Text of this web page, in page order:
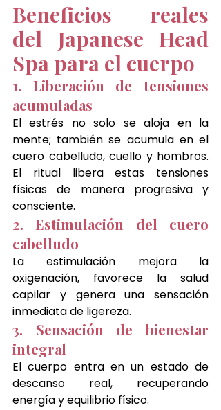
Beneficios reales
del Japanese Head
Spa para el cuerpo
1. Liberación de tensiones
acumuladas
El estrés no solo se aloja en la
mente; también se acumula en el
cuero cabelludo, cuello y hombros.
El ritual libera estas tensiones
físicas de manera progresiva y
consciente.
2. Estimulación del cuero
cabelludo
La estimulación mejora la
oxigenación, favorece la salud
capilar y genera una sensación
inmediata de ligereza.
3. Sensación de bienestar
integral
El cuerpo entra en un estado de
descanso real, recuperando
energía y equilibrio físico.